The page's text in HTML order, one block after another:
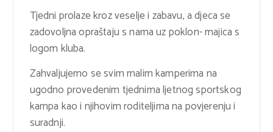
Tjedni prolaze kroz veselje i zabavu, a djeca se
zadovoljna opraštaju s nama uz poklon- majica s
logom kluba.
Zahvaljujemo se svim malim kamperima na
ugodno provedenim tjednima ljetnog sportskog
kampa kao i njihovim roditeljima na povjerenju i
suradnji.